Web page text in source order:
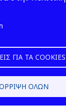
ΓΙΑ ΤΑ COOKIES
ΌΛΩΝ
© ΕΛ.ΙΝ.Υ.Α.Ε.
& Development